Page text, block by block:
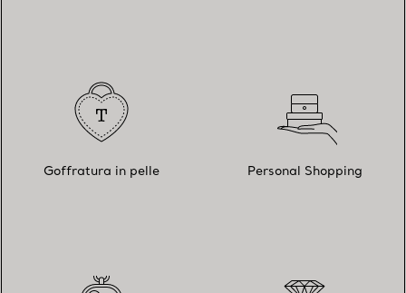
Goffratura in pelle Personal Shopping